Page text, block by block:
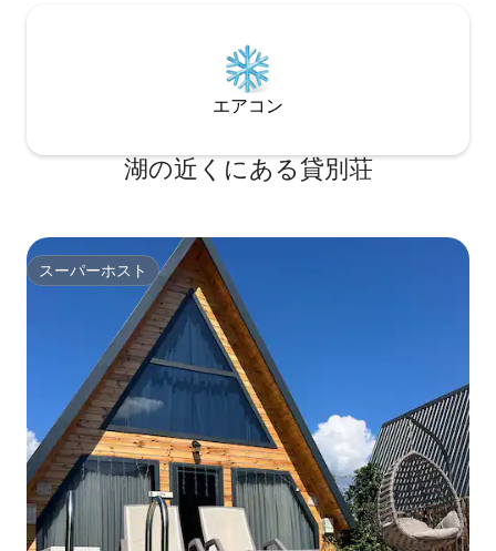
エアコン
湖の近くにある貸別荘
スーパーホスト
スーパーホスト